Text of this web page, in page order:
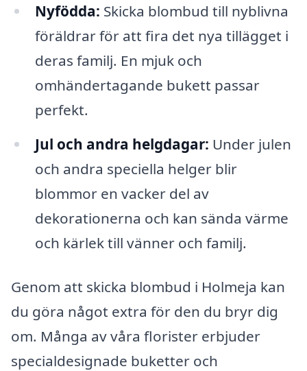
Nyfödda: Skicka blombud till nyblivna
föräldrar för att fira det nya tillägget i
deras familj. En mjuk och
omhändertagande bukett passar
perfekt.
Jul och andra helgdagar: Under julen
och andra speciella helger blir
blommor en vacker del av
dekorationerna och kan sända värme
och kärlek till vänner och familj.
Genom att skicka blombud i Holmeja kan
du göra något extra för den du bryr dig
om. Många av våra florister erbjuder
specialdesignade buketter och